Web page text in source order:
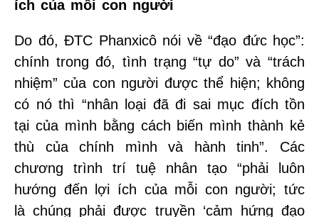
ích của mỗi con người
Do đó, ĐTC Phanxicô nói về “đạo đức học”:
chính trong đó, tình trạng “tự do” và “trách
nhiệm” của con người được thể hiện; không
có nó thì “nhân loại đã đi sai mục đích tồn
tại của mình bằng cách biến mình thành kẻ
thù của chính mình và hành tinh”. Các
chương trình trí tuệ nhân tạo “phải luôn
hướng đến lợi ích của mỗi con người; tức
là chúng phải được truyền ‘cảm hứng đạo